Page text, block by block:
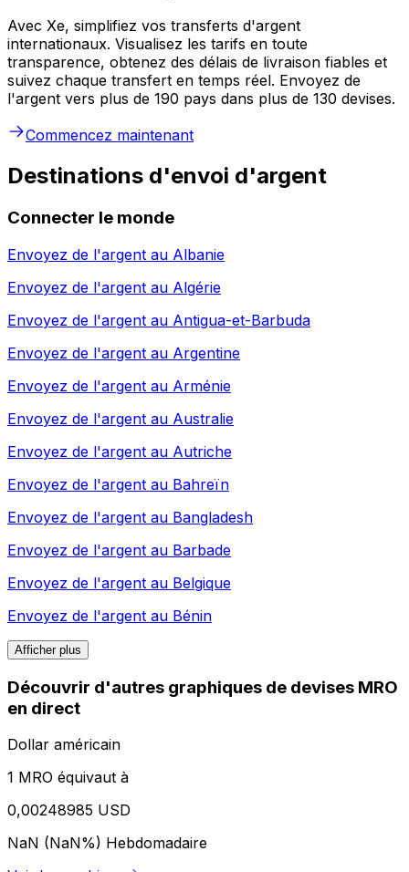
Avec Xe, simplifiez vos transferts d'argent
internationaux. Visualisez les tarifs en toute
transparence, obtenez des délais de livraison fiables et
suivez chaque transfert en temps réel. Envoyez de
l'argent vers plus de 190 pays dans plus de 130 devises.
Commencez maintenant
Destinations d'envoi d'argent
Connecter le monde
Envoyez de l'argent au Albanie
Envoyez de l'argent au Algérie
Envoyez de l'argent au Antigua-et-Barbuda
Envoyez de l'argent au Argentine
Envoyez de l'argent au Arménie
Envoyez de l'argent au Australie
Envoyez de l'argent au Autriche
Envoyez de l'argent au Bahreïn
Envoyez de l'argent au Bangladesh
Envoyez de l'argent au Barbade
Envoyez de l'argent au Belgique
Envoyez de l'argent au Bénin
Afficher plus
Découvrir d'autres graphiques de devises MRO
en direct
Dollar américain
1 MRO équivaut à
0,00248985 USD
NaN (NaN%) Hebdomadaire